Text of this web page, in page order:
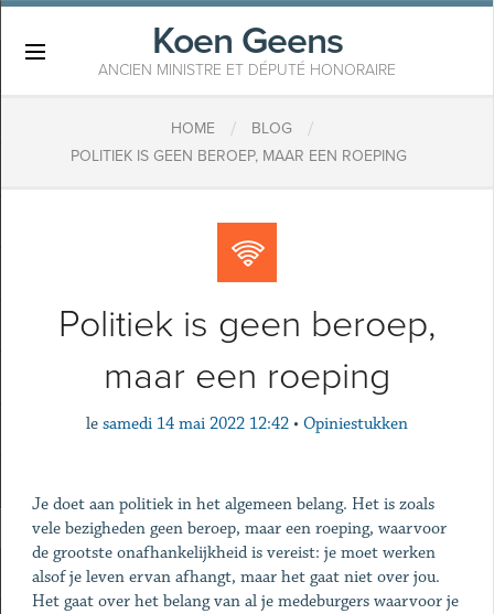
Koen Geens
ANCIEN MINISTRE ET DÉPUTÉ HONORAIRE
HOME / BLOG /
POLITIEK IS GEEN BEROEP, MAAR EEN ROEPING
Politiek is geen beroep,
maar een roeping
le samedi 14 mai 2022 12:42 • Opiniestukken
Je doet aan politiek in het algemeen belang. Het is zoals
vele bezigheden geen beroep, maar een roeping, waarvoor
de grootste onafhankelijkheid is vereist: je moet werken
alsof je leven ervan afhangt, maar het gaat niet over jou.
Het gaat over het belang van al je medeburgers waarvoor je